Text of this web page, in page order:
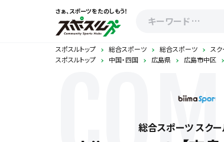
さぁ、スポーツをたのしもう！
スポスルトップ 総合スポーツ 総合スポーツ ス
スポスルトップ
中国・四国 広島県 広島市中区
総合スポーツ スクー